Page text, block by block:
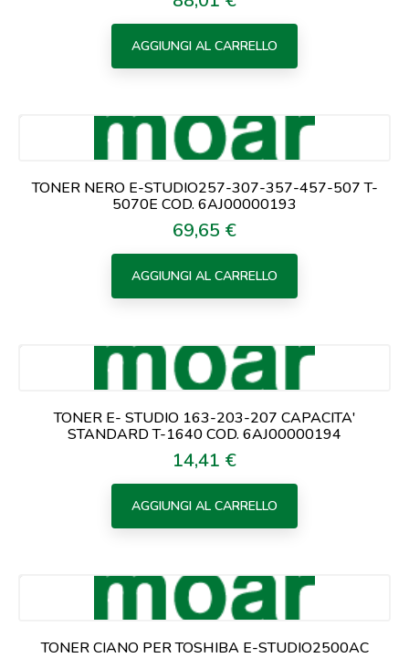
AGGIUNGI AL CARRELLO
TONER NERO E-STUDIO257-307-357-457-507 T-
5070E COD. 6AJ00000193
Prezzo
69,65 €
AGGIUNGI AL CARRELLO
TONER E- STUDIO 163-203-207 CAPACITA'
STANDARD T-1640 COD. 6AJ00000194
Prezzo
14,41 €
AGGIUNGI AL CARRELLO
TONER CIANO PER TOSHIBA E-STUDIO2500AC